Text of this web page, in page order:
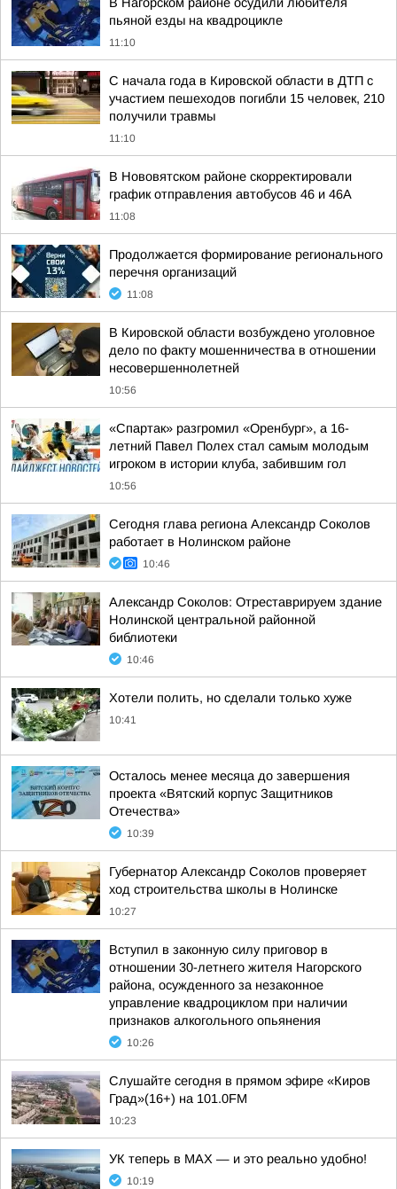
пьяной езды на квадроцикле
11:10
С начала года в Кировской области в ДТП с
участием пешеходов погибли 15 человек, 210
получили травмы
11:10
В Нововятском районе скорректировали
график отправления автобусов 46 и 46А
11:08
Продолжается формирование регионального
перечня организаций
11:08
В Кировской области возбуждено уголовное
дело по факту мошенничества в отношении
несовершеннолетней
10:56
«Спартак» разгромил «Оренбург», а 16-
летний Павел Полех стал самым молодым
игроком в истории клуба, забившим гол
10:56
Сегодня глава региона Александр Соколов
работает в Нолинском районе
10:46
Александр Соколов: Отреставрируем здание
Нолинской центральной районной
библиотеки
10:46
Хотели полить, но сделали только хуже
10:41
Осталось менее месяца до завершения
проекта «Вятский корпус Защитников
Отечества»
10:39
Губернатор Александр Соколов проверяет
ход строительства школы в Нолинске
10:27
Вступил в законную силу приговор в
отношении 30-летнего жителя Нагорского
района, осужденного за незаконное
управление квадроциклом при наличии
признаков алкогольного опьянения
10:26
Слушайте сегодня в прямом эфире «Киров
Град»(16+) на 101.0FM
10:23
УК теперь в МАХ — и это реально удобно!
10:19